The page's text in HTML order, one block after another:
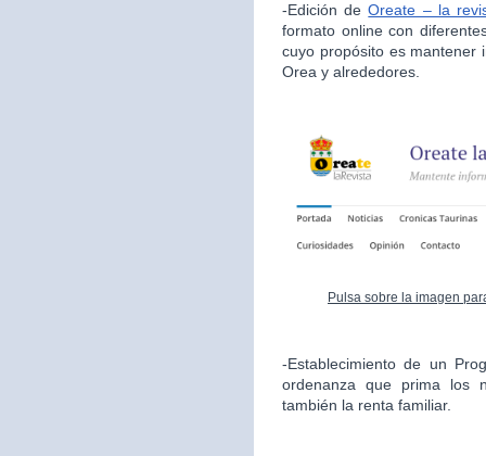
-Edición deOreate – la
formato online con
cuyo propósito es mantener
Orea y alrededores.
Pulsa sobre la imagen
-Establecimiento de un
ordenanza que prima los
también la renta familiar.